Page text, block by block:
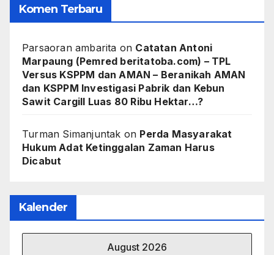
Komen Terbaru
Parsaoran ambarita on Catatan Antoni
Marpaung (Pemred beritatoba.com) – TPL
Versus KSPPM dan AMAN – Beranikah AMAN
dan KSPPM Investigasi Pabrik dan Kebun
Sawit Cargill Luas 80 Ribu Hektar…?
Turman Simanjuntak on Perda Masyarakat
Hukum Adat Ketinggalan Zaman Harus
Dicabut
Kalender
August 2026